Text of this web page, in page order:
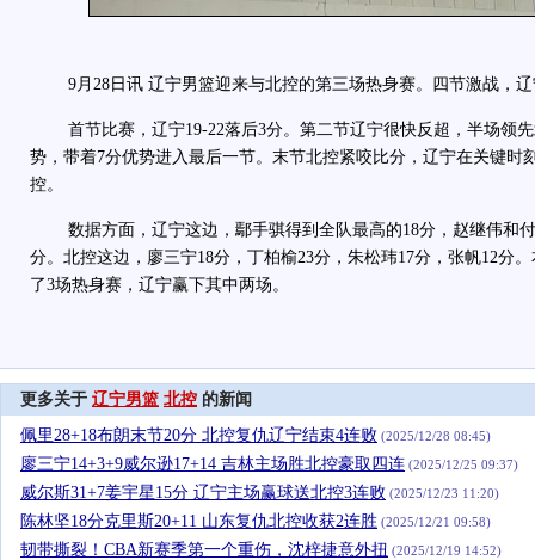
9月28日讯 辽宁男篮迎来与北控的第三场热身赛。四节激战，辽
首节比赛，辽宁19-22落后3分。第二节辽宁很快反超，半场领先
势，带着7分优势进入最后一节。末节北控紧咬比分，辽宁在关键时
控。
数据方面，辽宁这边， 鄢手骐得到全队最高的18分， 赵继伟和
分。北控这边，廖三宁18分，丁柏榆23分，朱松玮17分，张帆12分
了3场热身赛，辽宁赢下其中两场。
更多关于 辽宁男篮 北控 的新闻
佩里28+18布朗末节20分 北控复仇辽宁结束4连败 (2025/12/28 08:45)
廖三宁14+3+9威尔逊17+14 吉林主场胜北控豪取四连 (2025/12/25 09:37)
威尔斯31+7姜宇星15分 辽宁主场赢球送北控3连败 (2025/12/23 11:20)
陈林坚18分克里斯20+11 山东复仇北控收获2连胜 (2025/12/21 09:58)
韧带撕裂！CBA新赛季第一个重伤，沈梓捷意外扭 (2025/12/19 14:52)